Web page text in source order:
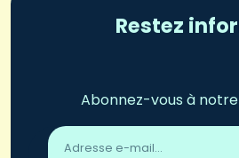
Restez
Abonnez-vous à
Adresse
email